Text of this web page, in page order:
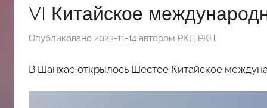
罗
斯
文
VI Китайское
Опубликовано 2023-11-14 автором РКЦ РКЦ
В Шанхае открылось Шестое Китайское